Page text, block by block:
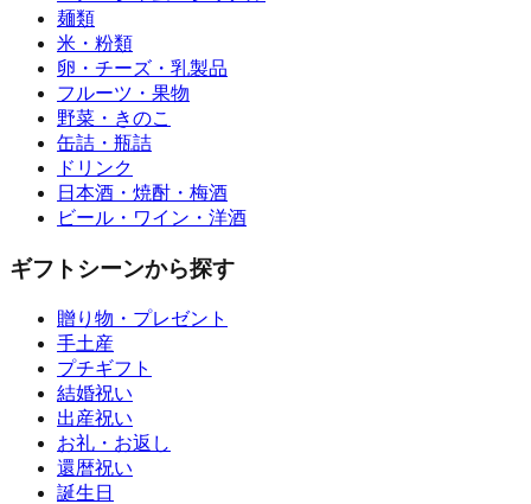
麺類
米・粉類
卵・チーズ・乳製品
フルーツ・果物
野菜・きのこ
缶詰・瓶詰
ドリンク
日本酒・焼酎・梅酒
ビール・ワイン・洋酒
ギフトシーンから探す
贈り物・プレゼント
手土産
プチギフト
結婚祝い
出産祝い
お礼・お返し
還暦祝い
誕生日